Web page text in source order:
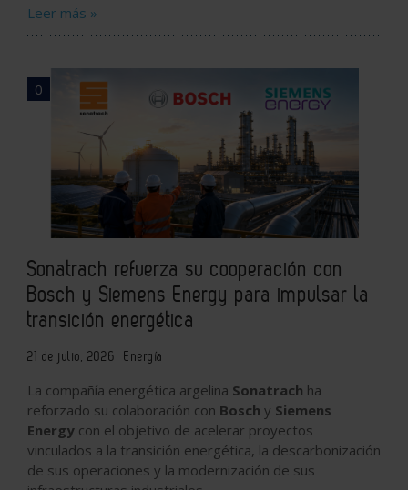
Leer más »
0
Sonatrach refuerza su cooperación con
Bosch y Siemens Energy para impulsar la
transición energética
21 de julio, 2026 Energía
La compañía energética argelina Sonatrach ha
reforzado su colaboración con Bosch y Siemens
Energy con el objetivo de acelerar proyectos
vinculados a la transición energética, la descarbonización
de sus operaciones y la modernización de sus